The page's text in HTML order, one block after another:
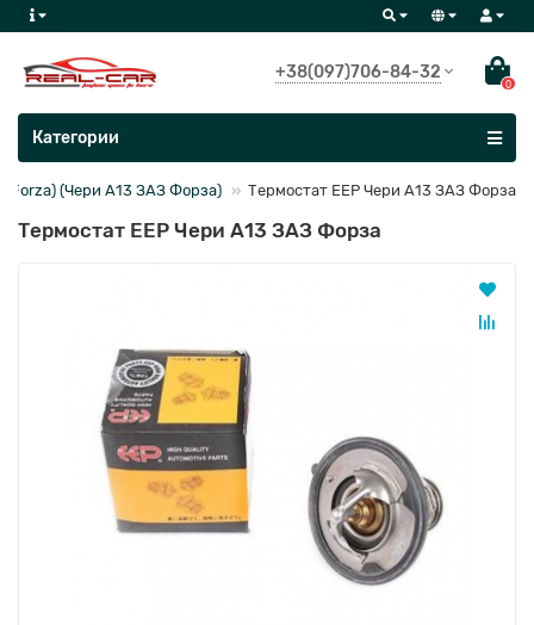
+38(097)706-84-32
0
Все категории
Категории
Forza) (Чери А13 ЗАЗ Форза) Термостат EEP Чери А13 ЗАЗ Форза
Термостат EEP Чери А13 ЗАЗ Форза